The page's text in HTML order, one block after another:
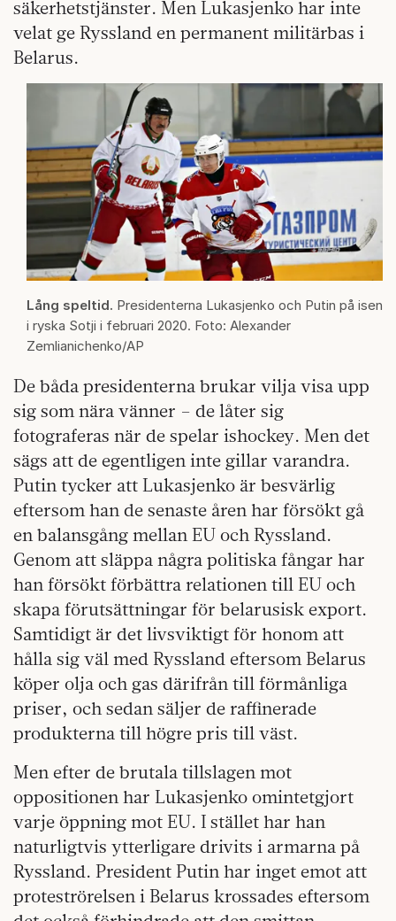
säkerhetstjänster. Men Lukasjenko har inte
velat ge Ryssland en permanent militärbas i
Belarus.
Lång speltid. Presidenterna Lukasjenko och Putin på isen
i ryska Sotji i februari 2020. Foto: Alexander
Zemlianichenko/AP
De båda presidenterna brukar vilja visa upp
sig som nära vänner – de låter sig
fotograferas när de spelar ishockey. Men det
sägs att de egentligen inte gillar varandra.
Putin tycker att Lukasjenko är besvärlig
eftersom han de senaste åren har försökt gå
en balansgång mellan EU och Ryssland.
Genom att släppa några politiska fångar har
han försökt förbättra relationen till EU och
skapa förutsättningar för belarusisk export.
Samtidigt är det livsviktigt för honom att
hålla sig väl med Ryssland eftersom Belarus
köper olja och gas därifrån till förmånliga
priser, och sedan säljer de raffinerade
produkterna till högre pris till väst.
Men efter de brutala tillslagen mot
oppositionen har Lukasjenko omintetgjort
varje öppning mot EU. I stället har han
naturligtvis ytterligare drivits i armarna på
Ryssland. President Putin har inget emot att
proteströrelsen i Belarus krossades eftersom